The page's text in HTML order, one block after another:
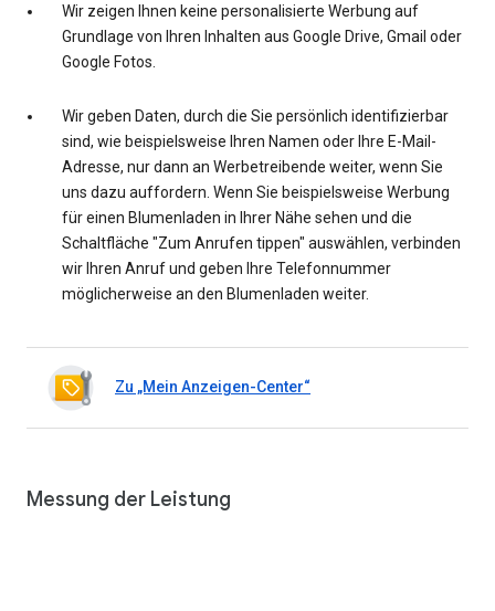
Wir zeigen Ihnen keine personalisierte Werbung auf
Grundlage von Ihren Inhalten aus Google Drive, Gmail oder
Google Fotos.
Wir geben Daten, durch die Sie persönlich identifizierbar
sind, wie beispielsweise Ihren Namen oder Ihre E-Mail-
Adresse, nur dann an Werbetreibende weiter, wenn Sie
uns dazu auffordern. Wenn Sie beispielsweise Werbung
für einen Blumenladen in Ihrer Nähe sehen und die
Schaltfläche "Zum Anrufen tippen" auswählen, verbinden
wir Ihren Anruf und geben Ihre Telefonnummer
möglicherweise an den Blumenladen weiter.
Zu „Mein Anzeigen-Center“
Messung der Leistung